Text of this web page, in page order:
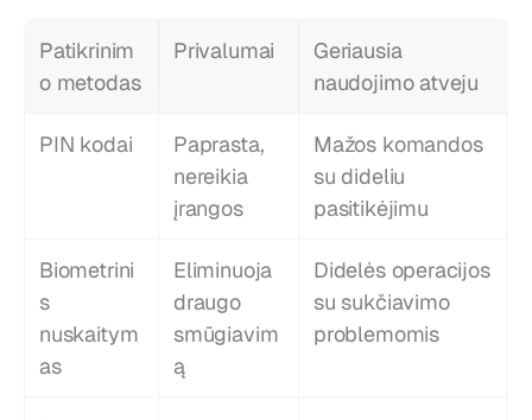
Patikrinim
o metodas
Privalumai
Geriausia
naudojimo atveju
PIN kodai
Paprasta,
nereikia
įrangos
Mažos komandos
su dideliu
pasitikėjimu
Biometrini
s
nuskaitym
as
Eliminuoja
draugo
smūgiavim
ą
Didelės operacijos
su sukčiavimo
problemomis